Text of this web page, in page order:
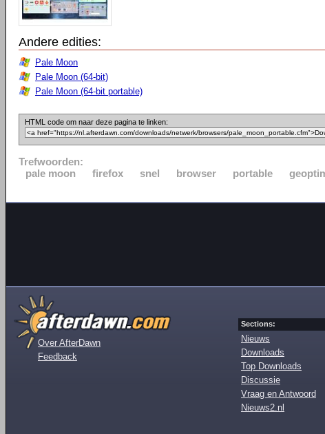
Andere edities:
Pale Moon
Pale Moon (64-bit)
Pale Moon (64-bit portable)
HTML code om naar deze pagina te linken:
Trefwoorden:
pale moon
firefox snel browser portable
Over AfterDawn
Feedback
Sections:
Nieuws
Downloads
Top Downloads
Discussie
Vraag en Antwoord
Nieuws2.nl